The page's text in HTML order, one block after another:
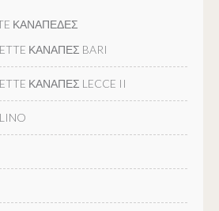
ΚΑΝΑΠΕΔΕΣ
ΚΑΝΑΠΕΣ BARI
ΚΑΝΑΠΕΣ LECCE II